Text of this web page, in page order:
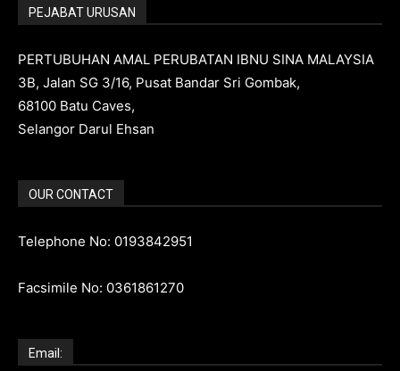
PEJABAT URUSAN
PERTUBUHAN AMAL PERUBATAN IBNU SINA MALAYSIA
3B, Jalan SG 3/16, Pusat Bandar Sri Gombak,
68100 Batu Caves,
Selangor Darul Ehsan
OUR CONTACT
Telephone No: 0193842951
Facsimile No: 0361861270
Email: